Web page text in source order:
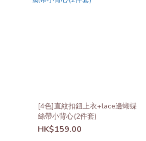
[4色]直紋扣鈕上衣+lace邊蝴蝶
絲帶小背心(2件套)
HK$159.00